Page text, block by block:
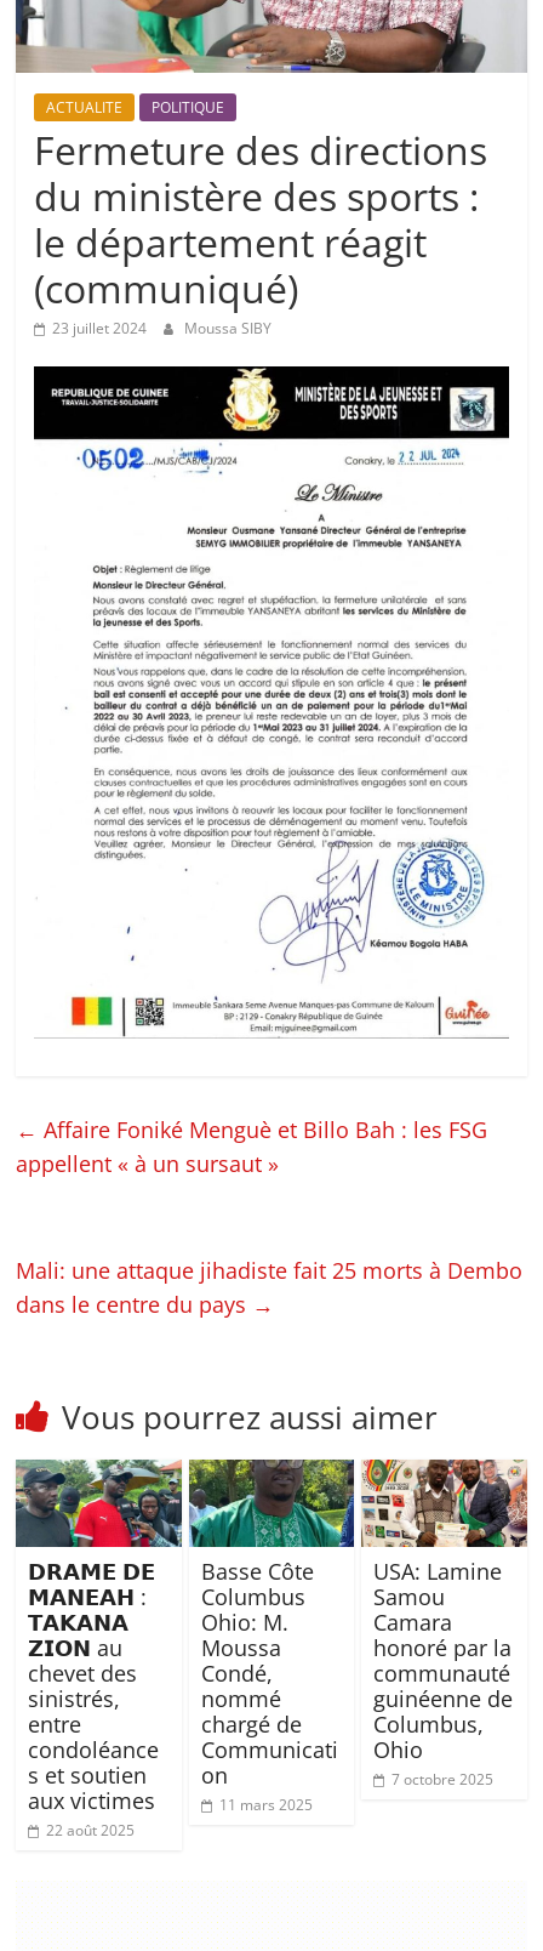
ACTUALITE POLITIQUE
Fermeture des directions
du ministère des sports :
le département réagit
(communiqué)
23 juillet 2024 Moussa SIBY
← Affaire Foniké Menguè et Billo Bah : les FSG
appellent « à un sursaut »
Mali: une attaque jihadiste fait 25 morts à Dembo
dans le centre du pays →
Vous pourrez aussi aimer
𝗗𝗥𝗔𝗠𝗘 𝗗𝗘
𝗠𝗔𝗡𝗘𝗔𝗛 :
𝗧𝗔𝗞𝗔𝗡𝗔
𝗭𝗜𝗢𝗡 au
chevet des
sinistrés,
entre
condoléance
s et soutien
aux victimes
22 août 2025
Basse Côte
Columbus
Ohio: M.
Moussa
Condé,
nommé
chargé de
Communicati
on
11 mars 2025
USA: Lamine
Samou
Camara
honoré par la
communauté
guinéenne de
Columbus,
Ohio
7 octobre 2025